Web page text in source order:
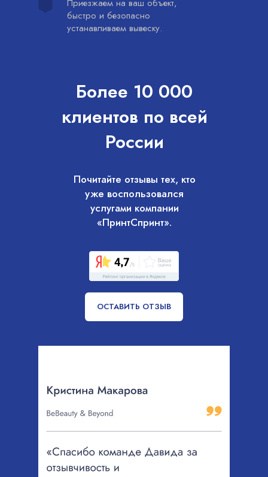
Приезжаем на ваш объект,
быстро и безопасно
устанавливаем вывеску.
Более 10 000
клиентов по всей
России
Почитайте отзывы тех, кто
уже воспользовался
услугами компании
«ПринтСпринт».
ОСТАВИТЬ ОТЗЫВ